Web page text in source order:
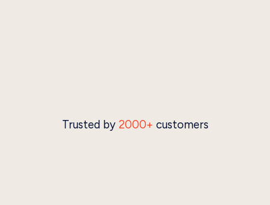
Trusted by 2000+ customers